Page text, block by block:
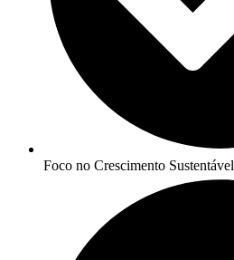
Foco no Crescimento Sustentável